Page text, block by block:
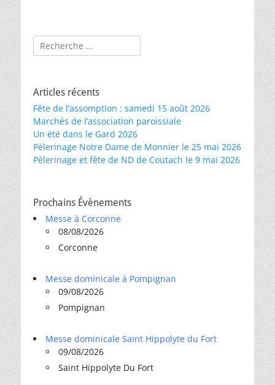
Rechercher :
Articles récents
Fête de l’assomption : samedi 15 août 2026
Marchés de l’association paroissiale
Un été dans le Gard 2026
Pèlerinage Notre Dame de Monnier le 25 mai 2026
Pèlerinage et fête de ND de Coutach le 9 mai 2026
Prochains Évènements
Messe à Corconne
08/08/2026
Corconne
Messe dominicale à Pompignan
09/08/2026
Pompignan
Messe dominicale Saint Hippolyte du Fort
09/08/2026
Saint Hippolyte Du Fort